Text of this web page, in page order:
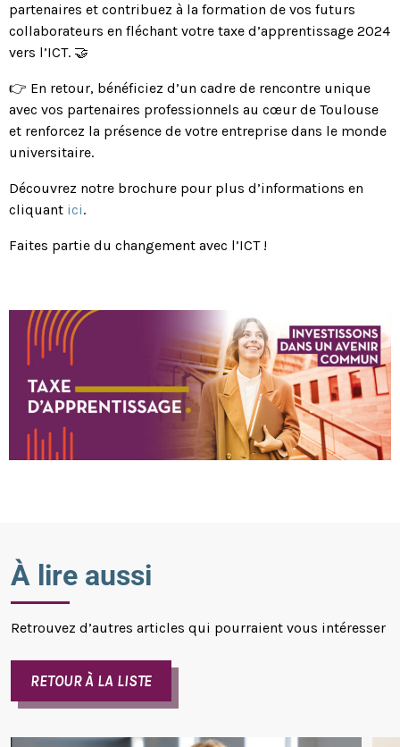
partenaires et contribuez à la formation de vos futurs
collaborateurs en fléchant votre taxe d’apprentissage 2024
vers l’ICT. 🤝
👉 En retour, bénéficiez d’un cadre de rencontre unique
avec vos partenaires professionnels au cœur de Toulouse
et renforcez la présence de votre entreprise dans le monde
universitaire.
Découvrez notre brochure pour plus d’informations en
cliquant ici.
Faites partie du changement avec l’ICT !
À lire aussi
Retrouvez d’autres articles qui pourraient vous intéresser
RETOUR À LA LISTE